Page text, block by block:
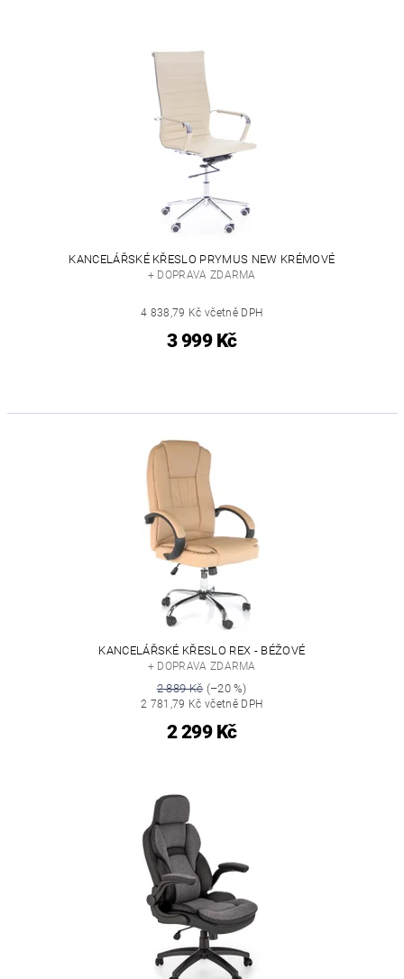
KANCELÁŘSKÉ KŘESLO PRYMUS NEW KRÉMOVÉ
+ DOPRAVA ZDARMA
4 838,79 Kč včetně DPH
3 999 Kč
KANCELÁŘSKÉ KŘESLO REX - BÉŽOVÉ
+ DOPRAVA ZDARMA
2 889 Kč(–20 %)
2 781,79 Kč včetně DPH
2 299 Kč